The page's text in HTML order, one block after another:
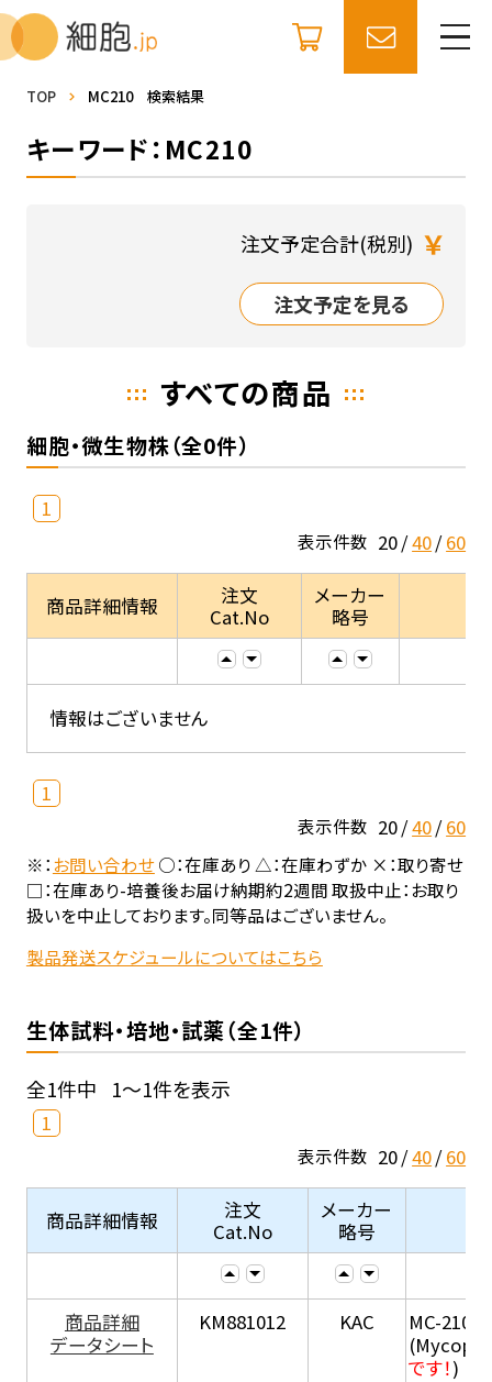
TOP MC210 検索結果
キーワード：MC210
注文予定合計(税別) ￥
注文予定を見る
すべての商品
細胞・微生物株（全0件）
1
表示件数 20 40 60
商品詳細情報
注文
Cat.No
メーカー
略号
情報はございません
1
表示件数 20 40 60
※：お問い合わせ○：在庫あり △：在庫わずか ×：取り寄せ
□：在庫あり-培養後お届け納期約2週間 取扱中止：お取り
扱いを中止しております。同等品はございません。
製品発送スケジュールについてはこちら
生体試料・培地・試薬（全1件）
全1件中 1～1件を表示
1
表示件数 20 40 60
商品詳細情報
注文
Cat.No
メーカー
略号
商品詳細
データシート
KM881012 KAC
MC-210 (
です！)